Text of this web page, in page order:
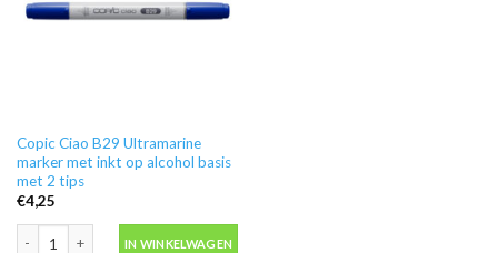
Copic Ciao B29 Ultramarine
marker met inkt op alcohol basis
met 2 tips
€4,25
IN WINKELWAGEN